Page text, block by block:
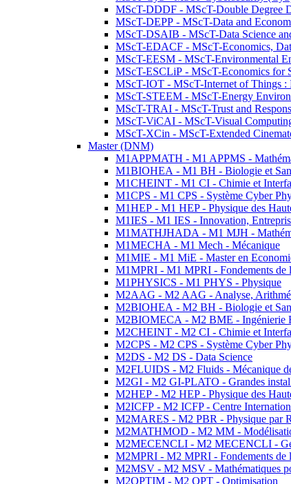
MScT-DDDF - MScT-Double Degree
MScT-DEPP - MScT-Data and
MScT-DSAIB - MScT-Data Science
MScT-EDACF - MScT-Economics,
MScT-EESM - MScT-Environmental
MScT-ESCLiP - MScT-Economics for
MScT-IOT - MScT-Internet of Things :
MScT-STEEM - MScT-Energy
MScT-TRAI - MScT-Trust and
MScT-ViCAI - MScT-Visual
MScT-XCin - MScT-Extended
Master (DNM)
M1APPMATH - M1 APPMS -
M1BIOHEA - M1 BH - Biologie et
M1CHEINT - M1 CI - Chimie et
M1CPS - M1 CPS - Système Cyber
M1HEP - M1 HEP - Physique des
M1IES - M1 IES - Innovation,
M1MATHJHADA - M1 MJH -
M1MECHA - M1 Mech - Mécanique
M1MIE - M1 MiE - Master en
M1MPRI - M1 MPRI - Fondements de
M1PHYSICS - M1 PHYS - Physique
M2AAG - M2 AAG - Analyse,
M2BIOHEA - M2 BH - Biologie et
M2BIOMECA - M2 BME - Ingénierie
M2CHEINT - M2 CI - Chimie et
M2CPS - M2 CPS - Système Cyber
M2DS - M2 DS - Data Science
M2FLUIDS - M2 Fluids - Mécanique
M2GI - M2 GI-PLATO - Grandes
M2HEP - M2 HEP - Physique des
M2ICFP - M2 ICFP - Centre
M2MARES - M2 PBR - Physique par
M2MATHMOD - M2 MM -
M2MECENCLI - M2 MECENCLI -
M2MPRI - M2 MPRI - Fondements de
M2MSV - M2 MSV - Mathématiques
M2OPTIM - M2 OPT - Optimisation